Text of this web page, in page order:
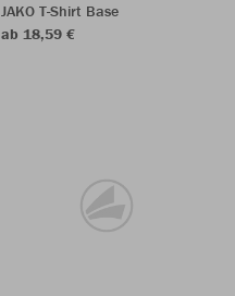
JAKO T-Shirt Base
ab 18,59 €